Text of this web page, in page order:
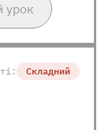
урок
Складний